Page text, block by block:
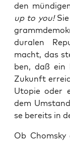
den
up to you!
du­ra­len
macht, das
ben, daß
Zukunft
Uto­pie oder
dem
se bereits in
Ob